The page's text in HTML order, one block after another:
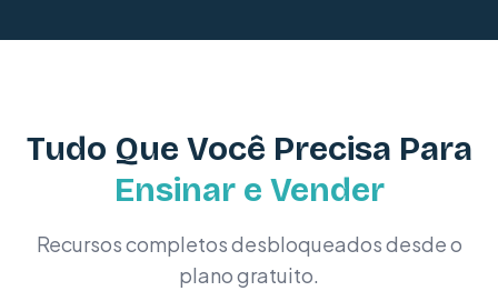
Tudo Que Você Precisa Para
Ensinar e Vender
Recursos completos desbloqueados desde o
plano gratuito.